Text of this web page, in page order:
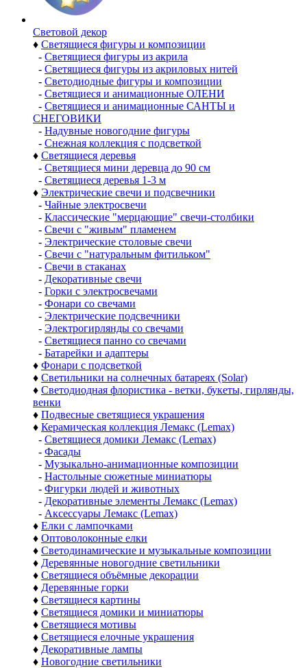
Световой декор
♦ Светящиеся фигуры и композиции
- Светящиеся фигуры из акрила
- Светящиеся фигуры из акриловых нитей
- Светодиодные фигуры и композиции
- Светящиеся и анимационные ОЛЕНИ
- Светящиеся и анимационные САНТЫ и
СНЕГОВИКИ
- Надувные новогодние фигуры
- Снежная коллекция с подсветкой
♦ Светящиеся деревья
- Светящиеся мини деревца до 90 см
- Светящиеся деревья 1-3 м
♦ Электрические свечи и подсвечники
- Чайные электросвечи
- Классические "мерцающие" свечи-столбики
- Свечи с "живым" пламенем
- Электрические столовые свечи
- Свечи с "натуральным фитильком"
- Свечи в стаканах
- Декоративные свечи
- Горки с электросвечами
- Фонари со свечами
- Электрические подсвечники
- Электрогирлянды со свечами
- Светящиеся панно со свечами
- Батарейки и адаптеры
♦ Фонари с подсветкой
♦ Светильники на солнечных батареях (Solar)
♦ Светодиодная флористика - ветки, букеты, гирлянды,
венки
♦ Подвесные светящиеся украшения
♦ Керамическая коллекция Лемакс (Lemax)
- Светящиеся домики Лемакс (Lemax)
- Фасады
- Музыкально-анимационные композиции
- Настольные сюжетные миниатюры
- Фигурки людей и животных
- Декоративные элементы Лемакс (Lemax)
- Аксессуары Лемакс (Lemax)
♦ Елки с лампочками
♦ Оптоволоконные елки
♦ Светодинамические и музыкальные композиции
♦ Деревянные новогодние светильники
♦ Светящиеся объёмные декорации
♦ Деревянные горки
♦ Светящиеся картины
♦ Светящиеся домики и миниатюры
♦ Светящиеся мотивы
♦ Светящиеся елочные украшения
♦ Декоративные лампы
♦ Новогодние светильники